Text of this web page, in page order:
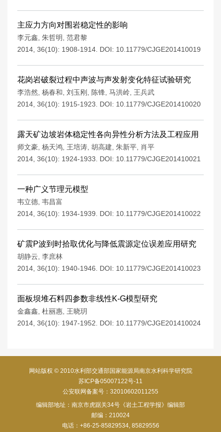
主应力方向对围岩稳定性的影响
李元鑫 朱哲明
范君黎
2014, 36(10): 1908-1914. DOI: 10.11779/CJGE201410019
花岗岩破裂过程中声波与声发射变化特征试验研究
李浩然 杨春和 刘玉刚 陈锋 马洪岭
王兵武
2014, 36(10): 1915-1923.
DOI: 10.11779/CJGE201410020
露天矿边坡岩体稳定性各向异性分析方法及工程应用
师文豪 杨天鸿 王培涛 胡高建 朱新平 肖平
2014, 36(10): 1924-1933.
DOI: 10.11779/CJGE201410021
一种广义节理元模型
韦立德 韦昌富
2014, 36(10): 1934-1939.
DOI: 10.11779/CJGE201410022
矿震P波到时拾取优化与降低震源定位误差应用研究
胡静云 李庶林
2014, 36(10): 1940-1946.
DOI: 10.11779/CJGE201410023
面板坝堆石料四参数非线性K-G模型研究
金鑫鑫 杜丽惠 王晓玥
2014, 36(10): 1947-1952.
DOI: 10.11779/CJGE201410024
网站版权 © 2010水利部交通部国家能源局南京水利科学研究院
苏ICP备05007122号-11
公安联网备案号：32010602011255
编辑部地址：南京市虎踞关34号《岩土工程学报》编辑部
邮编：210024
电话：+86-25-85829534, 85829556